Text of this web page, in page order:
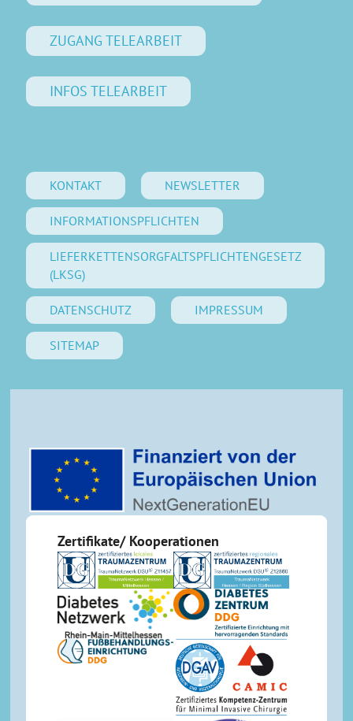
ZUGANG TELEARBEIT
INFOS TELEARBEIT
KONTAKT NEWSLETTER
INFORMATIONSPFLICHTEN
LIEFERKETTENSORGFALTSPFLICHTENGESETZ
(LKSG)
DATENSCHUTZ IMPRESSUM
SITEMAP
Zertifikate/ Kooperationen